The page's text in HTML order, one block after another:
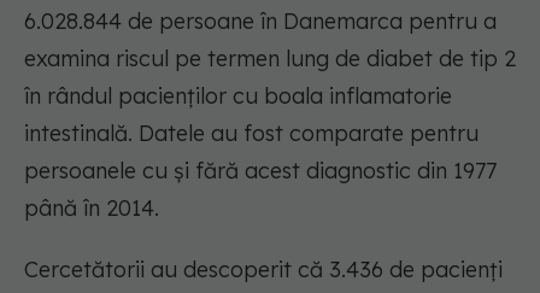
6.028.844 de persoane în Danemarca pentru a
examina riscul pe termen lung de diabet de tip 2
în rândul pacienților cu boala inflamatorie
intestinală. Datele au fost comparate pentru
persoanele cu și fără acest diagnostic din 1977
până în 2014.
Cercetătorii au descoperit că 3.436 de pacienți